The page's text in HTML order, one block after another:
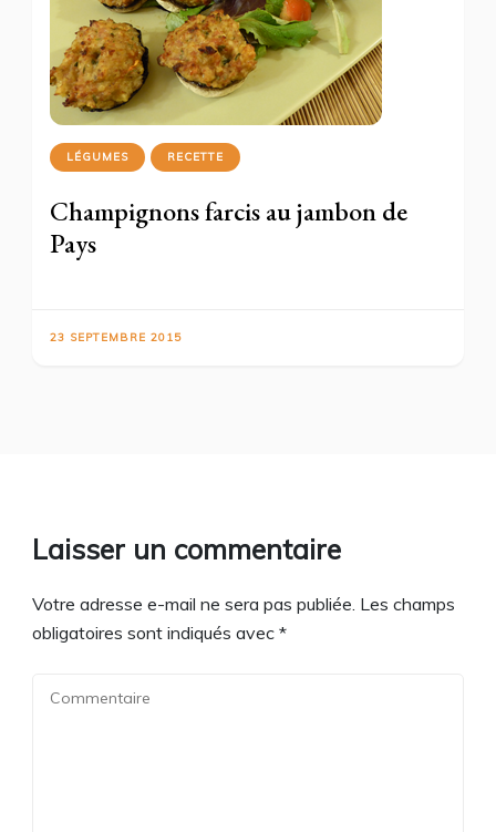
LÉGUMES RECETTE
Champignons farcis au jambon de
Pays
23 SEPTEMBRE 2015
Laisser un commentaire
Votre adresse e-mail ne sera pas publiée. Les champs
obligatoires sont indiqués avec *